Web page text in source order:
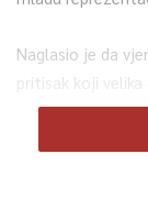
Naglasio je da
pritisak koji
„Pred ovom